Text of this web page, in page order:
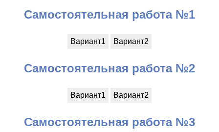
Самостоятельная работа №1
Вариант1 Вариант2
Самостоятельная работа №2
Вариант1 Вариант2
Самостоятельная работа №3